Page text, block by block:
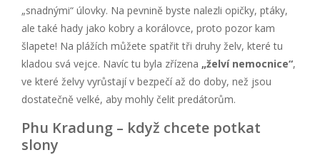
„snadnými“ úlovky. Na pevnině byste nalezli opičky, ptáky,
ale také hady jako kobry a korálovce, proto pozor kam
šlapete! Na plážích můžete spatřit tři druhy želv, které tu
kladou svá vejce. Navíc tu byla zřízena „želví nemocnice“,
ve které želvy vyrůstají v bezpečí až do doby, než jsou
dostatečně velké, aby mohly čelit predátorům.
Phu Kradung – když chcete potkat
slony